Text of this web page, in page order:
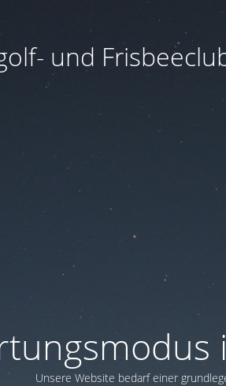
und
Unsere Website bedarf einer